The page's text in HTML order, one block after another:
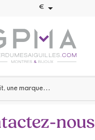
€ 
nous